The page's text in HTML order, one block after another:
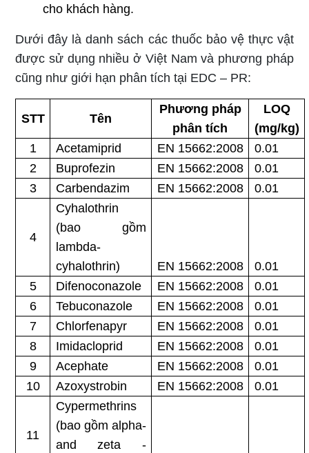
cho khách hàng.
Dưới đây là danh sách các thuốc bảo vệ thực vật
được sử dụng nhiều ở Việt Nam và phương pháp
cũng như giới hạn phân tích tại EDC – PR:
STT Tên
Phương pháp
phân tích
LOQ
(mg/kg)
1
Acetamiprid EN 15662:2008
0.01
2
Buprofezin EN 15662:2008
0.01
3
Carbendazim EN 15662:2008 0.01
4
Cyhalothrin
(bao gồm
lambda-
cyhalothrin)
EN 15662:2008
0.01
5
Difenoconazole EN 15662:2008
0.01
6
Tebuconazole EN 15662:2008
0.01
7
Chlorfenapyr EN 15662:2008
0.01
8
Imidacloprid EN 15662:2008
0.01
9
Acephate EN 15662:2008
0.01
10
Azoxystrobin EN 15662:2008 0.01
11
Cypermethrins
(bao gồm alpha-
and zeta -